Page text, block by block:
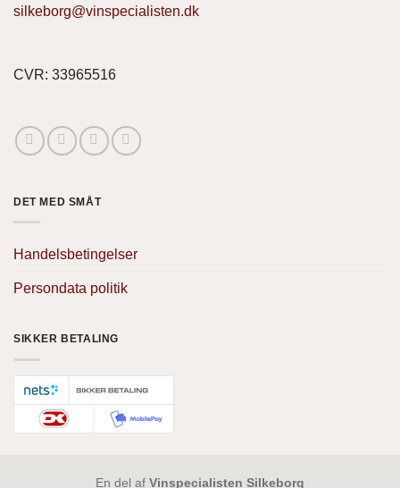
silkeborg@vinspecialisten.dk
CVR: 33965516
DET MED SMÅT
Handelsbetingelser
Persondata politik
SIKKER BETALING
En del af Vinspecialisten Silkeborg